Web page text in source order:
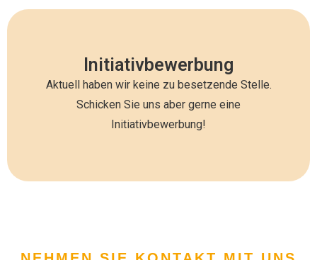
Initiativbewerbung
Aktuell haben wir keine zu besetzende Stelle.
Schicken Sie uns aber gerne eine
Initiativbewerbung!
Nehmen Sie Kontakt auf
Füllen Sie unser Kontaktformular weiter unten aus!
contact form